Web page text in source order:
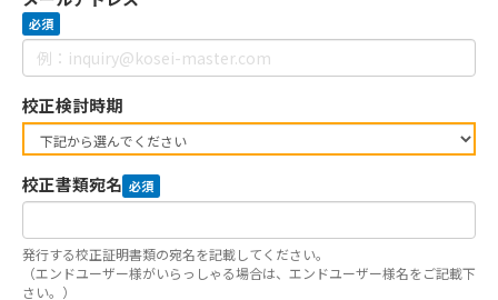
必須
校正検討時期
校正書類宛名 必須
発行する校正証明書類の宛名を記載してください。
（エンドユーザー様がいらっしゃる場合は、エンドユーザー様名をご記載下
さい。）